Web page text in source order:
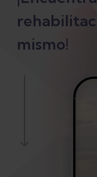
mismo!